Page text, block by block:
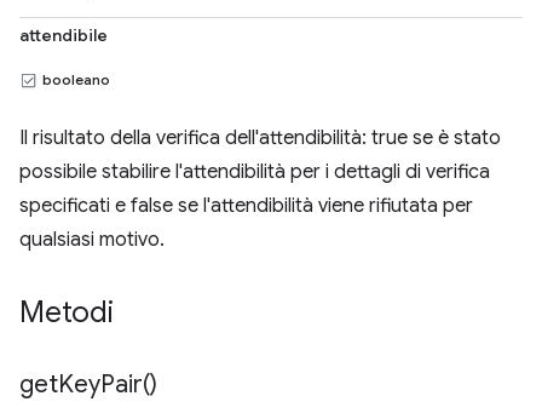
attendibile
booleano
Il risultato della verifica dell'attendibilità: true se è stato
possibile stabilire l'attendibilità per i dettagli di verifica
specificati e false se l'attendibilità viene rifiutata per
qualsiasi motivo.
Metodi
getKeyPair()